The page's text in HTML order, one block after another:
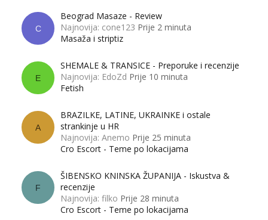
C
Beograd Masaze - Review
Najnovija: cone123 Prije 2 minuta
Masaža i striptiz
E
SHEMALE & TRANSICE - Preporuke i recenzije
Najnovija: EdoZd Prije 10 minuta
Fetish
A
BRAZILKE, LATINE, UKRAINKE i ostale
strankinje u HR
Najnovija: Anemo Prije 25 minuta
Cro Escort - Teme po lokacijama
F
ŠIBENSKO KNINSKA ŽUPANIJA - Iskustva &
recenzije
Najnovija: filko Prije 28 minuta
Cro Escort - Teme po lokacijama